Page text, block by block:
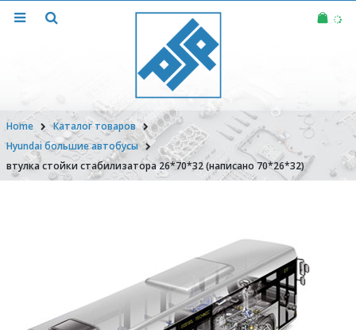
Home
Каталог товаров
Hyundai большие автобусы
втулка стойки стабилизатора 26*70*32 (написано 70*26*32)